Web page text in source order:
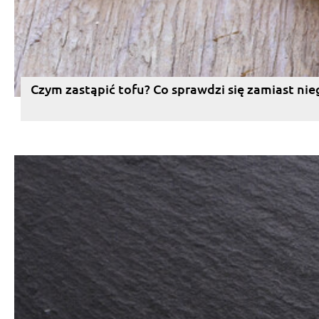
Czym zastąpić tofu? Co sprawdzi się zamiast